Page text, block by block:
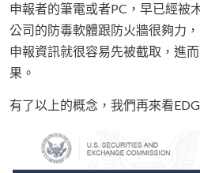
申報者的筆電或者PC，早已經被
公司的防毒軟體跟防火牆很夠力
申報資訊就很容易先被截取，進
果。
有了以上的概念，我們再來看